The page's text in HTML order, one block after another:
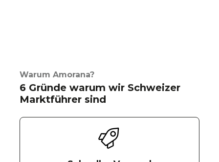
Warum Amorana?
6 Gründe warum wir Schweizer
Marktführer sind